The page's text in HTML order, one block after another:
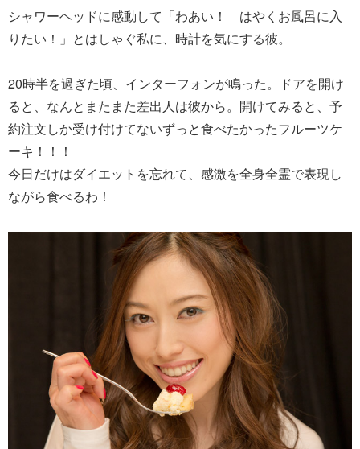
シャワーヘッドに感動して「わあい！ はやくお風呂に入
りたい！」とはしゃぐ私に、時計を気にする彼。
20時半を過ぎた頃、インターフォンが鳴った。ドアを開け
ると、なんとまたまた差出人は彼から。開けてみると、予
約注文しか受け付けてないずっと食べたかったフルーツケ
ーキ！！！
今日だけはダイエットを忘れて、感激を全身全霊で表現し
ながら食べるわ！